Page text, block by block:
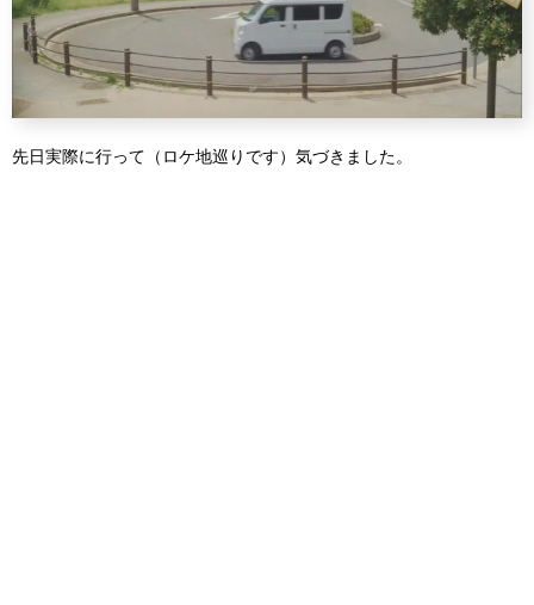
先日実際に行って（ロケ地巡りです）気づきました。